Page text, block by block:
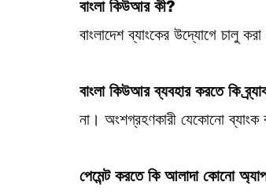
বাংলা কিউআর কী?
বাংলাদেশ ব্যাংকের উদ্যোগে চালু
বাংলা কিউআর ব্যবহার করতে কি
না। অংশগ্রহণকারী যেকোনো ব্যাংক
পেমেন্ট করতে কি আলাদা কোনো